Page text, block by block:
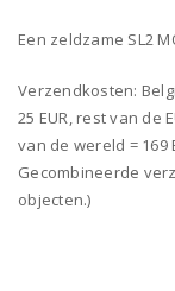
Een zeldzame SL2
Verzendkosten:
25 EUR, rest van de
van de wereld = 169
Gecombineerde
objecten.)